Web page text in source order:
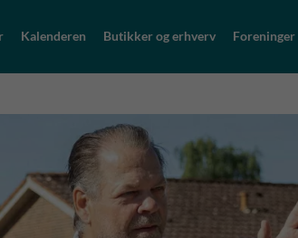
Kalenderen Butikker og erhverv Foreninger